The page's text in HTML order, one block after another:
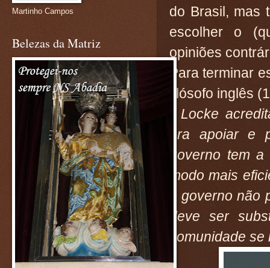
do Brasil, mas
escolher o
opiniões
Para terminar
filósofo inglês
Locke
era apoiar e
governo tem
modo mais
o governo
deve ser
comunidade
Martinho Campos
Belezas da Matriz